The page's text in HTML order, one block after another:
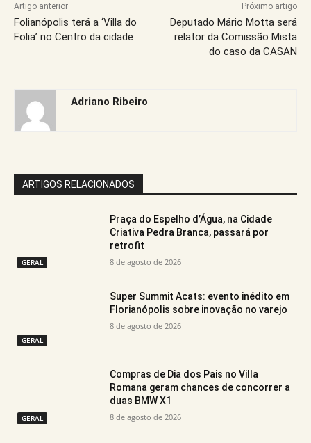
Artigo anterior
Folianópolis terá a ‘Villa do
Folia’ no Centro da cidade
Próximo artigo
Deputado Mário Motta será
relator da Comissão Mista
do caso da CASAN
Adriano Ribeiro
ARTIGOS RELACIONADOS
GERAL
Praça do Espelho d’Água, na Cidade
Criativa Pedra Branca, passará por
retrofit
8 de agosto de 2026
GERAL
Super Summit Acats: evento inédito em
Florianópolis sobre inovação no varejo
8 de agosto de 2026
GERAL
Compras de Dia dos Pais no Villa
Romana geram chances de concorrer a
duas BMW X1
8 de agosto de 2026